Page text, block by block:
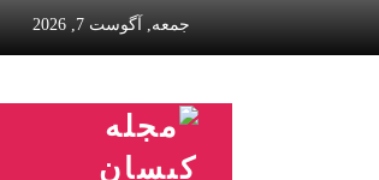
جمعه, آگوست 7, 2026
مجله
کیسان